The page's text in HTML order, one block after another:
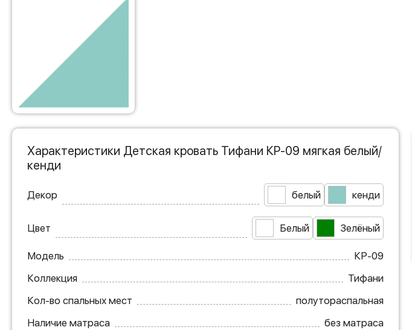
Характеристики Детская кровать Тифани КР-09 мягкая белый/
кенди
Декор белый кенди
Цвет Белый Зелёный
Модель
КР-09
Коллекция
Тифани
Кол-во спальных мест
полутораспальная
Наличие матраса
без матраса